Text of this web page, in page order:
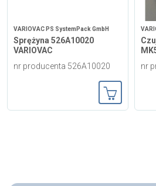
VARIOVAC PS SystemPack GmbH
Sprężyna 526A10020
VARIOVAC
nr producenta 526A10020
Dodaj do
nr